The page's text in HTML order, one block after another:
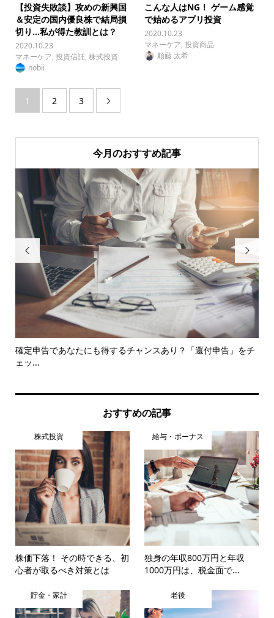
【投資失敗談】攻めの新興国
＆安定の国内優良株で結局損
切り…私が得た教訓とは？
2020.10.23
マネーケア, 投資信託, 株式投資
nobii
こんな人はNG！ ゲーム感覚
で始めるアプリ投資
2020.10.23
マネーケア,投資商品
頼藤 太希
1 2 3 
今月のおすすめ記事

確定申告であなたにも得するチャンスあり？「還付申告」をチ
ェッ...

おすすめの記事
株式投資
株価下落！ その時できる、初
心者が取るべき対策とは
給与・ボーナス
独身の年収800万円と年収
1000万円は、税金面で...
貯金・家計 老後